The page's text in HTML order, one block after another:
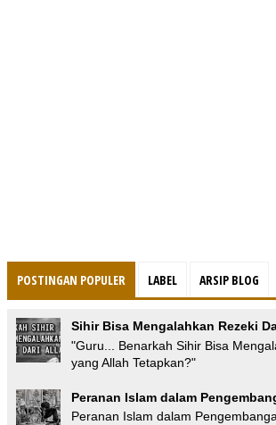
POSTINGAN POPULER LABEL ARSIP BLOG
Sihir Bisa Mengalahkan Rezeki
"Guru... Benarkah Sihir Bisa
yang Allah Tetapkan?"
Peranan Islam dalam
Peranan Islam dalam